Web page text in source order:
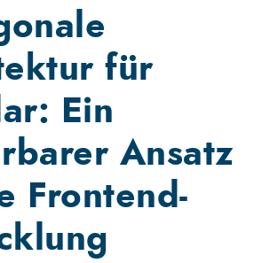
für
Ein
Ansatz
Frontend-